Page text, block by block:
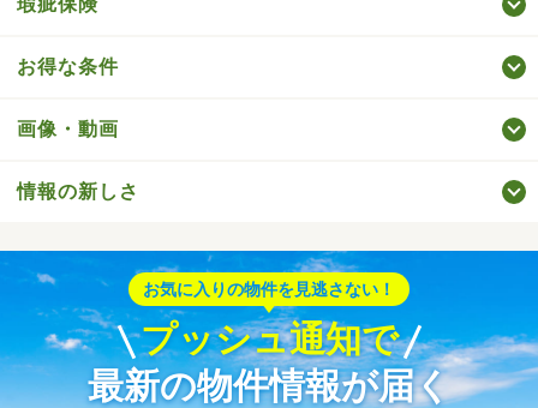
お得な条件
画像・動画
情報の新しさ
お気に入りの物件を見逃さない！
プッシュ通知で
最新の物件情報が届く